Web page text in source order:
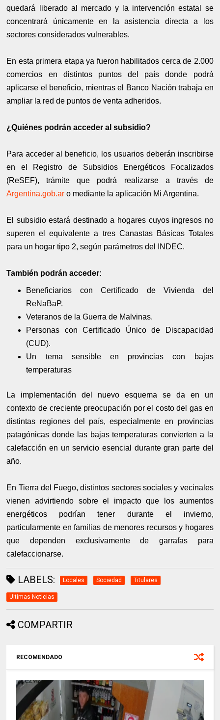
quedará liberado al mercado y la intervención estatal se
concentrará únicamente en la asistencia directa a los
sectores considerados vulnerables.
En esta primera etapa ya fueron habilitados cerca de 2.000
comercios en distintos puntos del país donde podrá
aplicarse el beneficio, mientras el Banco Nación trabaja en
ampliar la red de puntos de venta adheridos.
¿Quiénes podrán acceder al subsidio?
Para acceder al beneficio, los usuarios deberán inscribirse
en el Registro de Subsidios Energéticos Focalizados
(ReSEF), trámite que podrá realizarse a través de
Argentina.gob.ar o mediante la aplicación Mi Argentina.
El subsidio estará destinado a hogares cuyos ingresos no
superen el equivalente a tres Canastas Básicas Totales
para un hogar tipo 2, según parámetros del INDEC.
También podrán acceder:
Beneficiarios con Certificado de Vivienda del
ReNaBaP.
Veteranos de la Guerra de Malvinas.
Personas con Certificado Único de Discapacidad
(CUD).
Un tema sensible en provincias con bajas
temperaturas
La implementación del nuevo esquema se da en un
contexto de creciente preocupación por el costo del gas en
distintas regiones del país, especialmente en provincias
patagónicas donde las bajas temperaturas convierten a la
calefacción en un servicio esencial durante gran parte del
año.
En Tierra del Fuego, distintos sectores sociales y vecinales
vienen advirtiendo sobre el impacto que los aumentos
energéticos podrían tener durante el invierno,
particularmente en familias de menores recursos y hogares
que dependen exclusivamente de garrafas para
calefaccionarse.
LABELS: Locales Sociedad Titulares
Ultimas Noticias
COMPARTIR
RECOMENDADO